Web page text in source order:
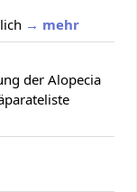
→ mehr
der Alopecia